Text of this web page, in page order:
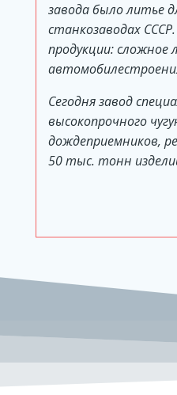
завода было литье
станкозаводах
продукции:
Сегодня завод
высокопрочного
дождеприемников,
50 тыс. тонн